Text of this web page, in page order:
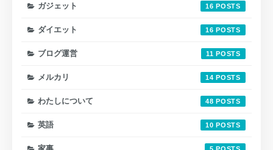
ガジェット 16
ダイエット 16
ブログ運営 11
メルカリ 14
わたしについて 48
英語 10